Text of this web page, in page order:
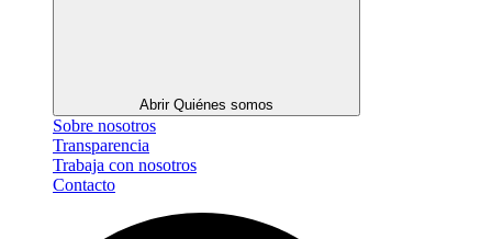
Abrir Quiénes somos
Sobre nosotros
Transparencia
Trabaja con nosotros
Contacto